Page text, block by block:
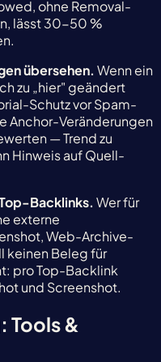
ohne Removal-
lässt 30-50 %
übersehen. Wenn ein
zu „hier" geändert
Schutz vor Spam-
Anchor-Veränderungen
— Trend zu
Hinweis auf Quell-
Backlinks. Wer für
externe
Web-Archive-
keinen Beleg für
pro Top-Backlink
und Screenshot.
&